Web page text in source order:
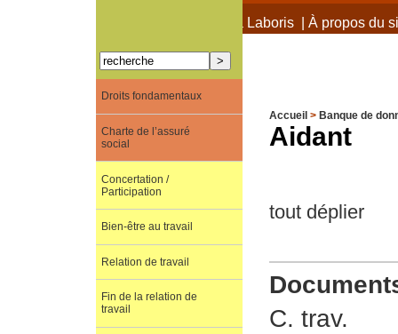
À propos de Terra Laboris| À propos du
Accueil > Banque de
Aidant
tout déplier
C. trav.
Droits fondamentaux
Charte de l’assuré
social
Concertation /
Participation
Bien-être au travail
Relation de travail
Fin de la relation de
travail